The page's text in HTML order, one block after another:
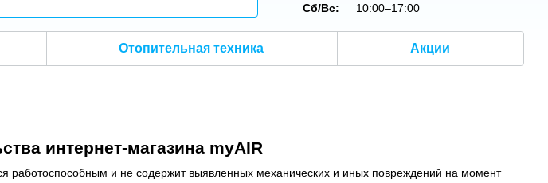
Сб/Вс:
10:00–17:00
Отопительная техника Акции
интернет-магазина myAIR
работоспособным и не содержит выявленных механических и иных повреждений на момент